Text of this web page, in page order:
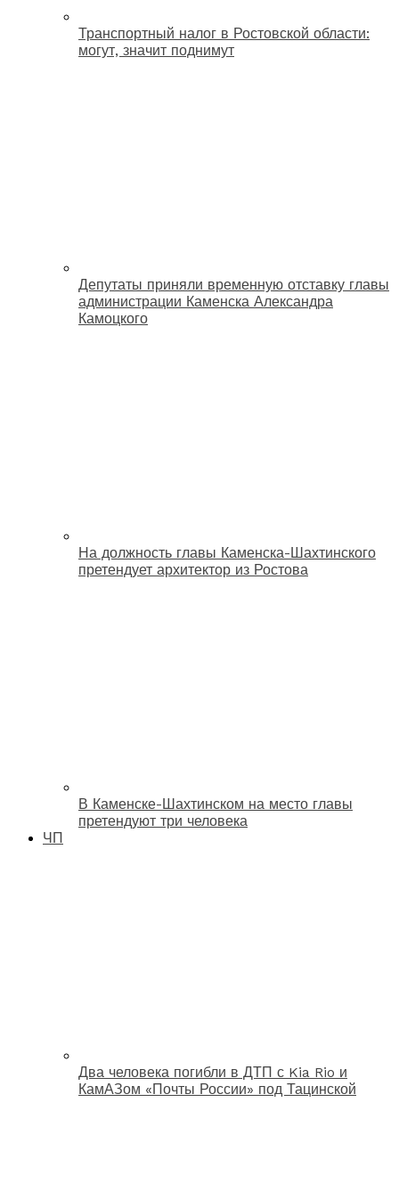
Транспортный налог в Ростовской области:
могут, значит поднимут
Депутаты приняли временную отставку главы
администрации Каменска Александра
Камоцкого
На должность главы Каменска-Шахтинского
претендует архитектор из Ростова
В Каменске-Шахтинском на место главы
претендуют три человека
ЧП
Два человека погибли в ДТП с Kia Rio и
КамАЗом «Почты России» под Тацинской